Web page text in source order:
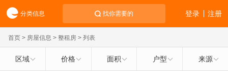
分类信息 找你需要的 注册
登录
首页 > 房屋信息 > 整租房 > 列表
区域 价格 面积 户型 来源